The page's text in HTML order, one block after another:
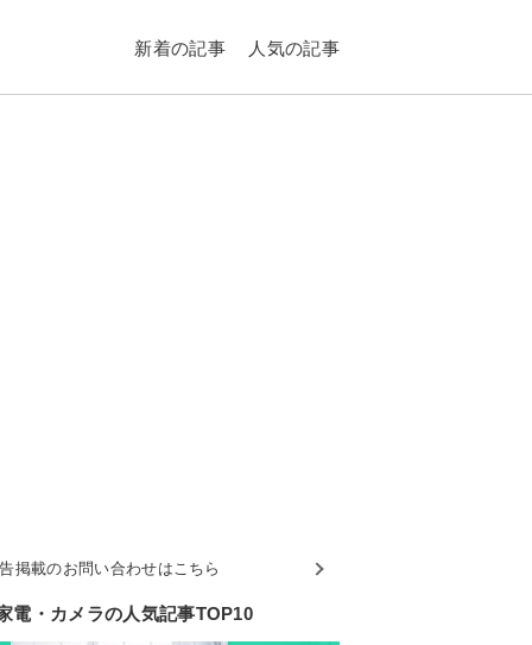
新着の記事 人気の記事
掲載のお問い合わせはこちら
電・カメラの人気記事TOP10